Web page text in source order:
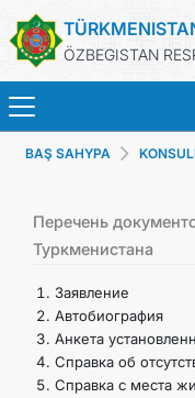
ÖZBEGISTAN
BAŞ SAHYPA
Перечень
Туркменистана
Заявление
Автобиография
Анкета
Справка об
Справка с места